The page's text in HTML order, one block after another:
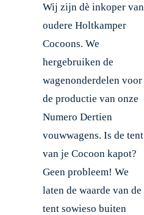
Wij zijn dè inkoper van
oudere Holtkamper
Cocoons. We
hergebruiken de
wagenonderdelen voor
de productie van onze
Numero Dertien
vouwwagens. Is de tent
van je Cocoon kapot?
Geen probleem! We
laten de waarde van de
tent sowieso buiten